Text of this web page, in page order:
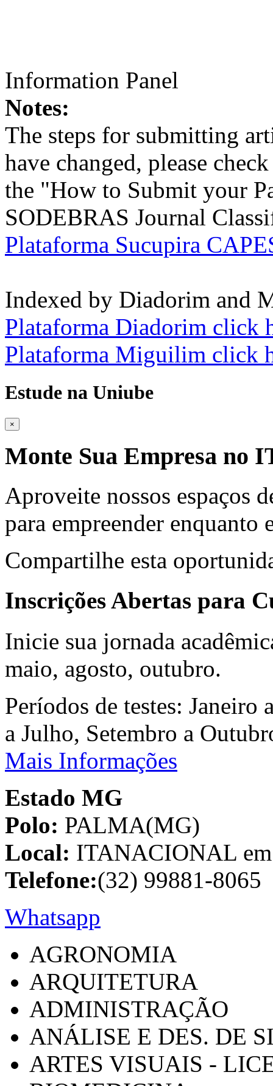
Information Panel
Notes:
The steps for submitting
have changed, please
the "How to Submit your
SODEBRAS Journal
Plataforma Sucupira
Indexed by Diadorim and
Plataforma Diadorim click
Plataforma Miguilim click
Estude na Uniube
×
Monte Sua Empresa no
Aproveite nossos espaços
para empreender enquanto
Compartilhe esta
Inscrições Abertas para
Inicie sua jornada
maio, agosto, outubro.
Períodos de testes:
a Julho, Setembro a
Mais Informações
Estado MG
Polo: PALMA(MG)
Local: ITANACIONAL
Telefone:(32) 99881-8065
Whatsapp
AGRONOMIA
ARQUITETURA
ADMINISTRAÇÃO
ANÁLISE E DES. DE
ARTES VISUAIS -